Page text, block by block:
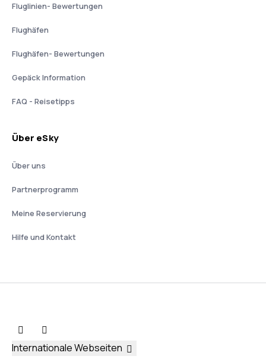
Fluglinien- Bewertungen
Flughäfen
Flughäfen- Bewertungen
Gepäck Information
FAQ - Reisetipps
Über eSky
Über uns
Partnerprogramm
Meine Reservierung
Hilfe und Kontakt
Internationale Webseiten